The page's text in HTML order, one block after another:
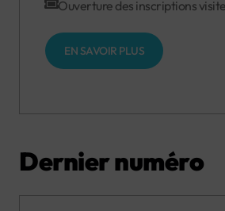
Ouverture des inscriptions
EN SAVOIR PLUS
Dernier numéro